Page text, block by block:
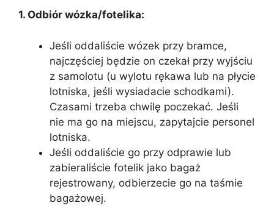
1. Odbiór wózka/fotelika:
Jeśli oddaliście wózek przy bramce,
najczęściej będzie on czekał przy wyjściu
z samolotu (u wylotu rękawa lub na płycie
lotniska, jeśli wysiadacie schodkami).
Czasami trzeba chwilę poczekać. Jeśli
nie ma go na miejscu, zapytajcie personel
lotniska.
Jeśli oddaliście go przy odprawie lub
zabieraliście fotelik jako bagaż
rejestrowany, odbierzecie go na taśmie
bagażowej.